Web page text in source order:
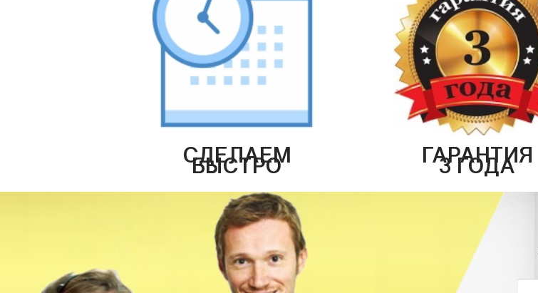
СДЕЛАЕМ
БЫСТРО ГАРАНТИЯ
3 ГОДА